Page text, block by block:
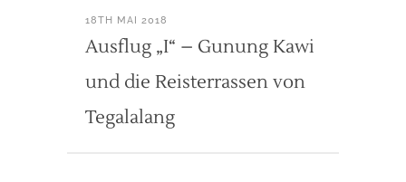
18TH MAI 2018
Ausflug „I“ – Gunung Kawi
und die Reisterrassen von
Tegalalang